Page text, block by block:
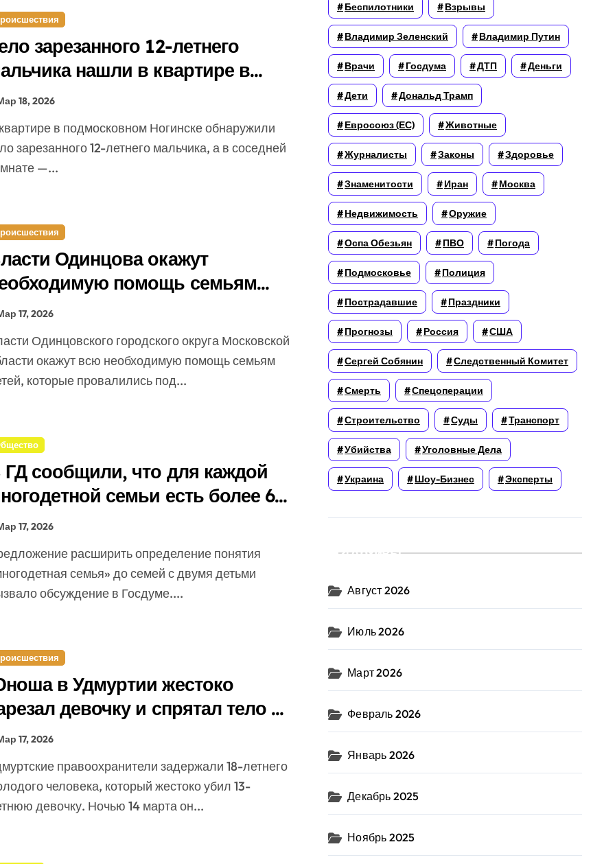
зарезанного 12-летнего
нашли в квартире в
18, 2026
зарезанного 12-летнего мальчика, а в соседней
—...
Одинцова окажут
помощь семьям
детей в Звенигороде
17, 2026
окажут всю необходимую помощь семьям
которые провалились под...
ГД сообщили, что для каждой
семьи есть более 60
поддержки
17, 2026
семья» до семей с двумя детьми
обсуждение в Госдуме....
в Удмуртии жестоко
девочку и спрятал тело в
17, 2026
человека, который жестоко убил 13-
девочку. Ночью 14 марта он...
Беспилотники Взрывы
Владимир Зеленский Владимир Путин
Врачи Госдума ДТП Деньги
Дети Дональд Трамп
Евросоюз (ЕС) Животные
Журналисты Законы Здоровье
Знаменитости Иран Москва
Недвижимость Оружие
Оспа Обезьян ПВО Погода
Подмосковье Полиция
Пострадавшие Праздники
Прогнозы Россия США
Сергей Собянин Следственный Комитет
Смерть Спецоперации
Строительство Суды Транспорт
Убийства Уголовные Дела
Украина Шоу-Бизнес Эксперты
Архивы
Август 2026
Июль 2026
Март 2026
Февраль 2026
Январь 2026
Декабрь 2025
Ноябрь 2025